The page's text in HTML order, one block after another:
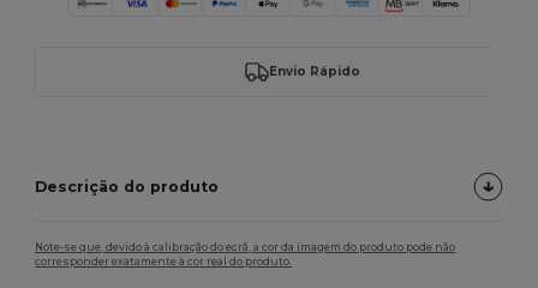
Envio Rápido
Descrição do produto
Note-se que, devido à calibração do ecrã, a cor da imagem do produto pode não
corresponder exatamente à cor real do produto.